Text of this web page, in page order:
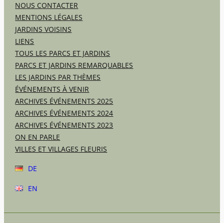
NOUS CONTACTER
MENTIONS LÉGALES
JARDINS VOISINS
LIENS
TOUS LES PARCS ET JARDINS
PARCS ET JARDINS REMARQUABLES
LES JARDINS PAR THÈMES
ÉVÉNEMENTS À VENIR
ARCHIVES ÉVÉNEMENTS 2025
ARCHIVES ÉVÉNEMENTS 2024
ARCHIVES ÉVÉNEMENTS 2023
ON EN PARLE
VILLES ET VILLAGES FLEURIS
DE
EN